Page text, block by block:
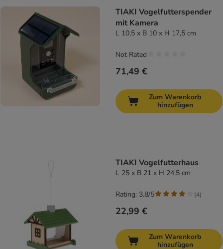
TIAKI Vogelfutterspender
mit Kamera
L 10,5 x B 10 x H 17,5 cm
71,49 €
Not Rated
Zum Warenkorb
hinzufügen
TIAKI Vogelfutterhaus
L 25 x B 21 x H 24,5 cm
22,99 €
Rating: 3.8/5 (4)
Zum Warenkorb
hinzufügen